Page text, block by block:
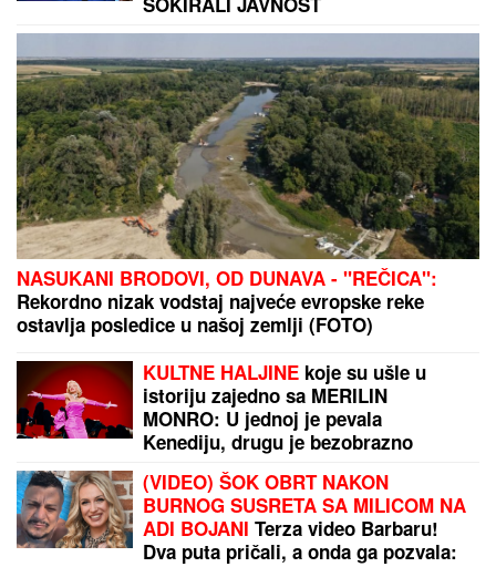
NASUKANI BRODOVI, OD DUNAVA - "REČICA":
Rekordno nizak vodstaj najveće evropske reke
ostavlja posledice u našoj zemlji (FOTO)
KULTNE HALJINE koje su ušle u
istoriju zajedno sa MERILIN
MONRO: U jednoj je pevala
Kenediju, drugu je bezobrazno
podizao ventilator metroa, a trećoj
se GUBI SVAKI TRAG
(VIDEO) ŠOK OBRT NAKON
BURNOG SUSRETA SA MILICOM NA
ADI BOJANI Terza video Barbaru!
Dva puta pričali, a onda ga pozvala: